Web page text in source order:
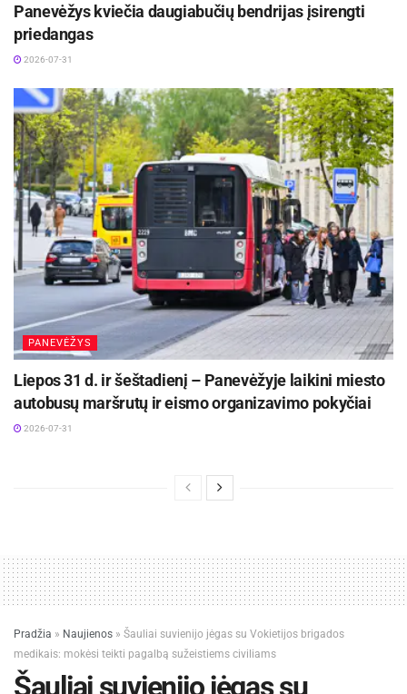
Panevėžys kviečia daugiabučių bendrijas įsirengti
priedangas
2026-07-31
PANEVĖŽYS
Liepos 31 d. ir šeštadienį – Panevėžyje laikini miesto
autobusų maršrutų ir eismo organizavimo pokyčiai
2026-07-31
Pradžia » Naujienos » Šauliai suvienijo jėgas su Vokietijos brigados
medikais: mokėsi teikti pagalbą sužeistiems civiliams
Šauliai suvienijo jėgas su